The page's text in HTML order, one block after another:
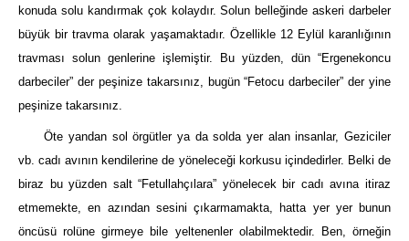
konuda solu kandırmak çok kolaydır. Solun belleğinde askeri darbeler
büyük bir travma olarak yaşamaktadır. Özellikle 12 Eylül karanlığının
travması solun genlerine işlemiştir. Bu yüzden, dün “Ergenekoncu
darbeciler” der peşinize takarsınız, bugün “Fetocu darbeciler” der yine
peşinize takarsınız.
Öte yandan sol örgütler ya da solda yer alan insanlar, Geziciler
vb. cadı avının kendilerine de yöneleceği korkusu içindedirler. Belki de
biraz bu yüzden salt “Fetullahçılara” yönelecek bir cadı avına itiraz
etmemekte, en azından sesini çıkarmamakta, hatta yer yer bunun
öncüsü rolüne girmeye bile yeltenenler olabilmektedir. Ben, örneğin